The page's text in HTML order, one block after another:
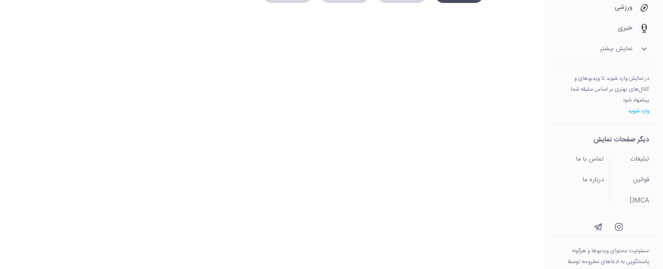
ورزشی
خبری
نمایش بیشتر
در نمایش وارد شوید تا ویدیوهای و
کانال‌های بهتری بر اساس سلیقه شما
پیشنهاد شود
وارد شوید
دیگر صفحات نمایش
تبلیغات
تماس با ما
قوانین
درباره ما
DMCA
مسئولیت محتوای ویدیو‌ها و هرگونه
پاسخگویی به ادعاهای مطروحه توسط